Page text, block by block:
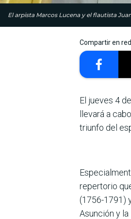
El arpista Marcos Lucena y el flautista
Compartir en
El jueves 4
llevará a
triunfo del
repertorio
(1756-1791)
Asunción y